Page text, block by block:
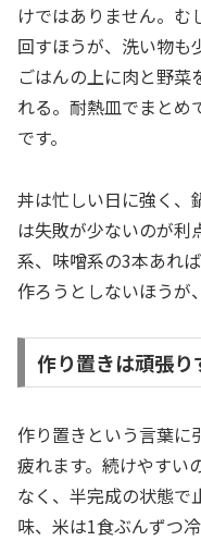
けではありません。む
回すほうが、洗い物も
ごはんの上に肉と野
れる。耐熱皿でまとめ
です。
丼は忙しい日に強く、
は失敗が少ないのが利
系、味噌系の3本あれ
作ろうとしないほうが
作り置きは頑張り
作り置きという言葉に
疲れます。続けやすい
なく、半完成の状態で
味、米は1食ぶんずつ